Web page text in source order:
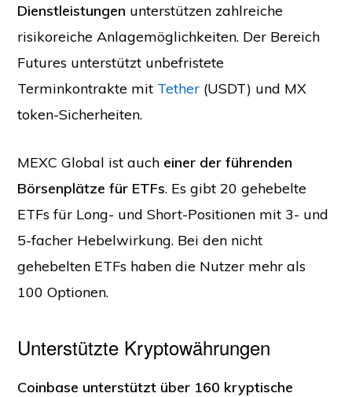
Dienstleistungen unterstützen zahlreiche
risikoreiche Anlagemöglichkeiten. Der Bereich
Futures unterstützt unbefristete
Terminkontrakte mit Tether (USDT) und MX
token-Sicherheiten.
MEXC Global ist auch einer der führenden
Börsenplätze für ETFs. Es gibt 20 gehebelte
ETFs für Long- und Short-Positionen mit 3- und
5-facher Hebelwirkung. Bei den nicht
gehebelten ETFs haben die Nutzer mehr als
100 Optionen.
Unterstützte Kryptowährungen
Coinbase unterstützt über 160 kryptische